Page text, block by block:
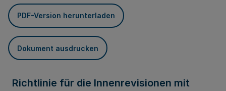
PDF-Version herunterladen
Dokument ausdrucken
Richtlinie für die Innenrevisionen mit